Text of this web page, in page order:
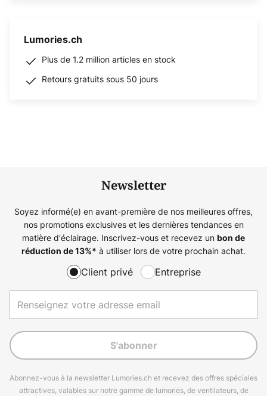
Lumories.ch
Plus de 1.2 million articles en stock
Retours gratuits sous 50 jours
Newsletter
Soyez informé(e) en avant-première de nos meilleures offres,
nos promotions exclusives et les dernières tendances en
matière d'éclairage. Inscrivez-vous et recevez un bon de
réduction de13%* à utiliser lors de votre prochain achat.
Client privé Entreprise
S'abonner
Abonnez-vous à la newsletter Lumories.ch et recevez des offres spéciales
attractives, valables sur notre gamme de lumories, de ventilateurs, de